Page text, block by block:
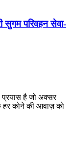
सुगम परिवहन सेवा-
प्रयास है जो अक्सर
हर कोने की आवाज़ को